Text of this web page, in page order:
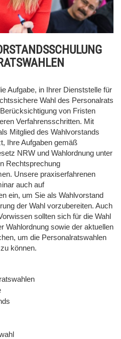
Aufgabe, in Ihrer Dienststelle für
Wahl des Personalrats
von Fristen
Verfahrensschritten. Mit
Mitglied des Wahlvorstands
Ihre Aufgaben gemäß
NRW und Wahlordnung unter
Rechtsprechung
Unsere praxiserfahrenen
auch auf
ein, um Sie als Wahlvorstand
der Wahl vorzubereiten. Auch
sollten sich für die Wahl
Wahlordnung sowie der aktuellen
um die Personalratswahlen
können.